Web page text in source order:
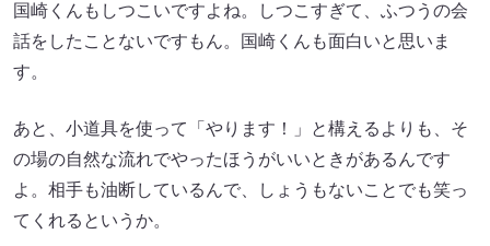
国崎くんもしつこいですよね。しつこすぎて、ふつうの会
話をしたことないですもん。国崎くんも面白いと思いま
す。
あと、小道具を使って「やります！」と構えるよりも、そ
の場の自然な流れでやったほうがいいときがあるんです
よ。相手も油断しているんで、しょうもないことでも笑っ
てくれるというか。